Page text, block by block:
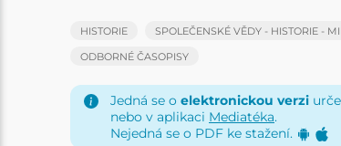
HISTORIE
SPOLEČENSKÉ VĚDY - HISTORIE -
ODBORNÉ ČASOPISY
Jedná se o elektronickou verzi
nebo v aplikaci Mediatéka.
Nejedná se o PDF ke stažení.